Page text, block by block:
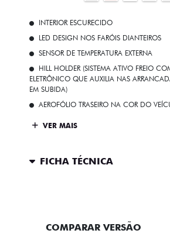
INTERIOR ESCURECIDO
LED DESIGN NOS FARÓIS DIANTEIROS
SENSOR DE TEMPERATURA EXTERNA
HILL HOLDER (SISTEMA ATIVO FREIO
ELETRÔNICO QUE AUXILIA NAS
EM SUBIDA)
AEROFÓLIO TRASEIRO NA COR DO
VER MAIS
FICHA TÉCNICA
COMPARAR VERSÃO